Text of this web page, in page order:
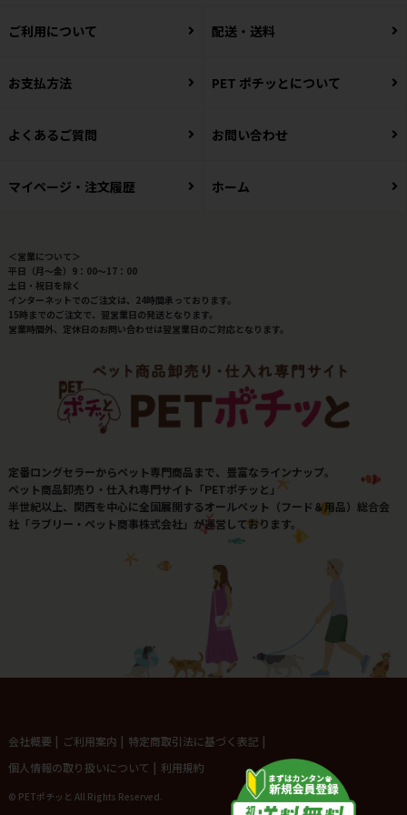
ご利用について 配送・送料
お支払方法 PET ポチッとについて
よくあるご質問 お問い合わせ
マイページ・注文履歴 ホーム
＜営業について＞
平日（月～金）9：00～17：00
土日・祝日を除く
インターネットでのご注文は、24時間承っております。
15時までのご注文で、翌営業日の発送となります。
営業時間外、定休日のお問い合わせは翌営業日のご対応となります。
定番ロングセラーからペット専門商品まで、豊富なラインナップ。
ペット商品卸売り・仕入れ専門サイト「PETポチッと」
半世紀以上、関西を中心に全国展開するオールペット（フード＆用品）総合会
社「ラブリー・ペット商事株式会社」が運営しております。
会社概要 | ご利用案内 | 特定商取引法に基づく表記 |
個人情報の取り扱いについて | 利用規約
© PETポチッと All Rights Reserved.